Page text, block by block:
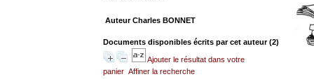
Auteur Charles BONNET
Documents disponibles écrits par cet auteur (2)
Ajouter le résultat dans votre
panier Affiner la recherche